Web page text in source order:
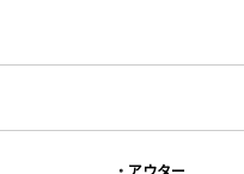
アウター